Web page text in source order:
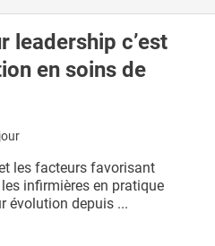
leadership c’est
en soins de
les facteurs favorisant
infirmières en pratique
évolution depuis ...